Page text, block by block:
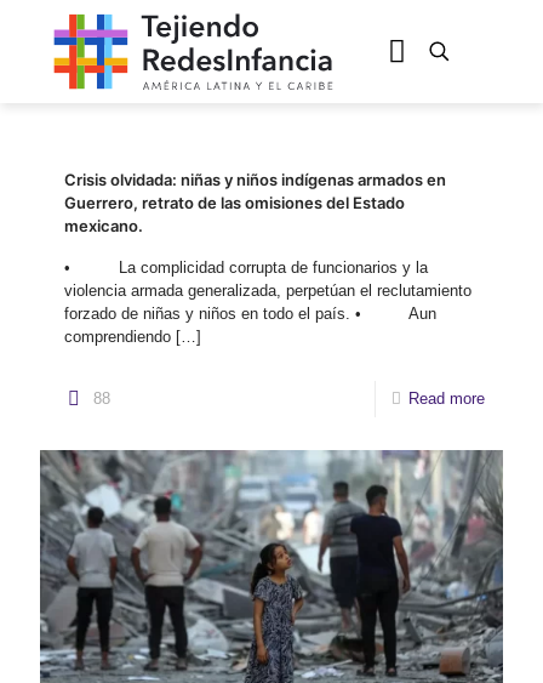
Crisis olvidada: niñas y niños indígenas armados en
Guerrero, retrato de las omisiones del Estado
mexicano.
• La complicidad corrupta de funcionarios y la
violencia armada generalizada, perpetúan el reclutamiento
forzado de niñas y niños en todo el país. • Aun
comprendiendo […]
88 Read more